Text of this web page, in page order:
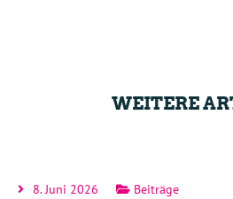
WEITERE
8. Juni 2026 Beiträge